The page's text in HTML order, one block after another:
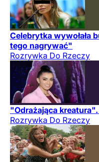
Celebrytka wywołała
tego nagrywać"
Rozrywka Do Rzeczy
"Odrażająca
Rozrywka Do Rzeczy